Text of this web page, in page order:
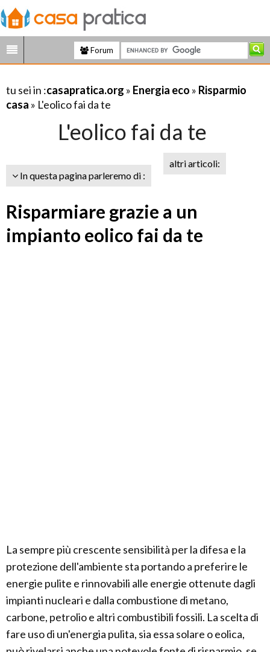
Forum
tu sei in :casapratica.org » Energia eco » Risparmio
casa » L'eolico fai da te
L'eolico fai da te
In questa pagina parleremo di :
altri articoli:
Risparmiare grazie a un
impianto eolico fai da te
La sempre più crescente sensibilità per la difesa e la
protezione dell'ambiente sta portando a preferire le
energie pulite e rinnovabili alle energie ottenute dagli
impianti nucleari e dalla combustione di metano,
carbone, petrolio e altri combustibili fossili. La scelta di
fare uso di un'energia pulita, sia essa solare o eolica,